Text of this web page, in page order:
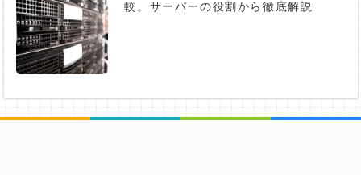
較。サーバーの役割から徹底解説